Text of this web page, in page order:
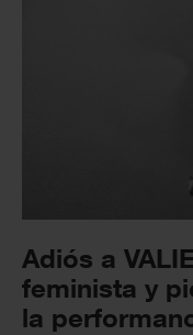
Adiós a
feminista y
la